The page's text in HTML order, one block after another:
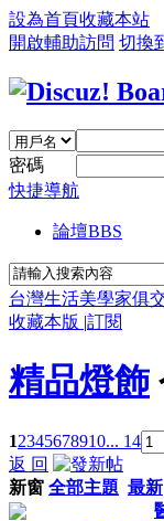
設為首頁收藏本站
開啟輔助訪問 切換
密碼
快捷導航
論壇BBS
台灣生活美學家俱
收藏本版 |訂閱
精品燈飾
12345678910... 14
返 回
新窗 全部主題 最新